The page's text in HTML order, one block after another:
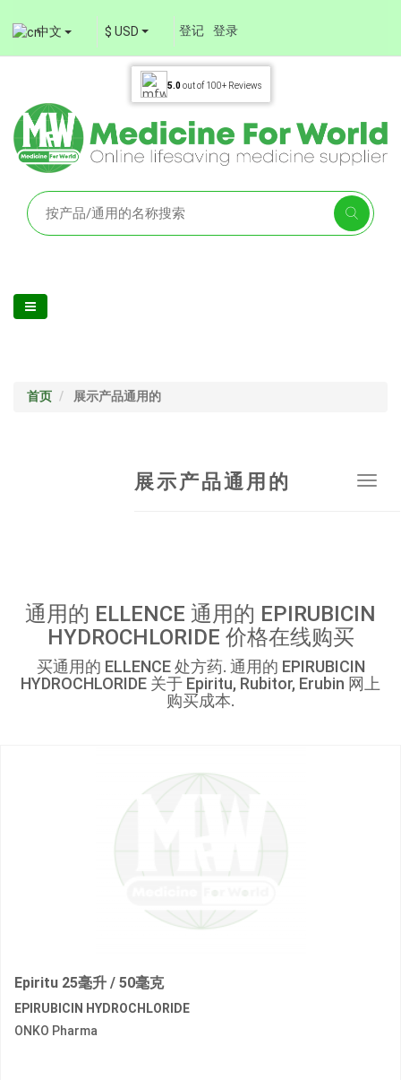
中文 $ USD 登记 登录
5.0out of 100+ Reviews
首页 展示产品通用的
展示产品通用的
通用的 ELLENCE 通用的 EPIRUBICIN
HYDROCHLORIDE 价格在线购买
买通用的 ELLENCE 处方药. 通用的 EPIRUBICIN
HYDROCHLORIDE 关于 Epiritu, Rubitor, Erubin 网上
购买成本.
Epiritu 25毫升 / 50毫克
EPIRUBICIN HYDROCHLORIDE
ONKO Pharma